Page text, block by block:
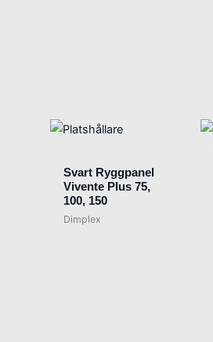
Svart Ryggpanel
Vivente Plus 75,
100, 150
Dimplex